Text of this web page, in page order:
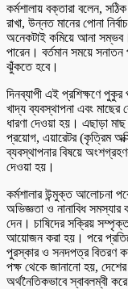
কর্মশালায় বক্তারা বলেন,
রাখা, উন্নত মানের পোনা
অনেকটাই কমিয়ে আনা
পারেন। বর্তমান সময়ে
ঝুঁকতে হবে।
দিনব্যাপী এই প্রশিক্ষণে
খাদ্য ব্যবস্থাপনা এবং মাছের
ধারণা দেওয়া হয়। এছাড়া
প্রয়োগ, এয়ারেটর (কৃত্রিম
ব্যবস্থাপনার বিষয়ে
দেওয়া হয়।
কর্মশালার উন্মুক্ত আলোচনা
অভিজ্ঞতা ও নানাবিধ সমস্যার
দেন। চাষিদের সক্রিয়
আয়োজন করা হয়। পরে
পুরস্কার ও সনদপত্র বিতরণ
পক্ষ থেকে জানানো হয়, দেশের
অর্থনৈতিকভাবে স্বাবলম্বী